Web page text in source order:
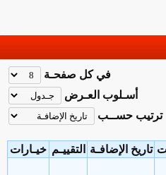
في كل صفحـة
أسـلوب العـرض
حســب
الإضافـة التقييـم خيـارات